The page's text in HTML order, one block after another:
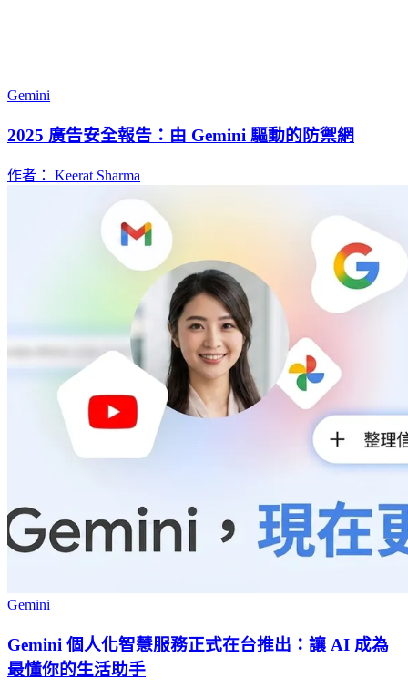
Gemini
2025 廣告安全報告：由 Gemini 驅動的防禦網
作者： Keerat Sharma
Gemini
Gemini 個人化智慧服務正式在台推出：讓 AI 成為
最懂你的生活助手